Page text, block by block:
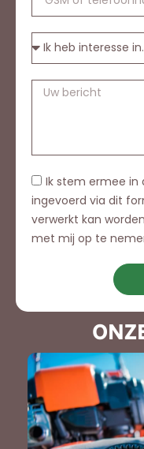
Ik stem ermee in
ingevoerd via dit
verwerkt kan
met mij op te